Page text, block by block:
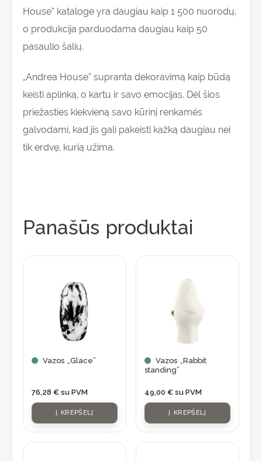
House” kataloge yra daugiau kaip 1 500 nuorodų,
o produkcija parduodama daugiau kaip 50
pasaulio šalių.
„Andrea House” supranta dekoravimą kaip būdą
keisti aplinką, o kartu ir savo emocijas. Dėl šios
priežasties kiekvieną savo kūrinį renkamės
galvodami, kad jis gali pakeisti kažką daugiau nei
tik erdvę, kurią užima.
Panašūs produktai
Vazos „Glace”
76,28 € su PVM
Į KREPŠELĮ
Vazos „Rabbit
standing”
49,00 € su PVM
Į KREPŠELĮ